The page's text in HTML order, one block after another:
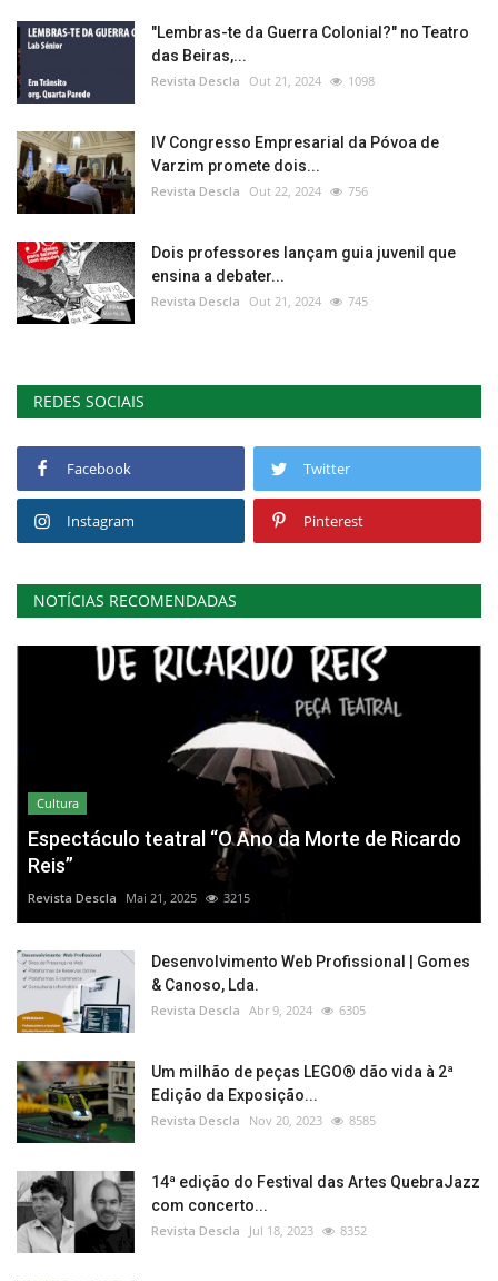
"Lembras-te da Guerra Colonial?" no Teatro
das Beiras,...
Revista Descla Out 21, 2024 1098
IV Congresso Empresarial da Póvoa de
Varzim promete dois...
Revista Descla Out 22, 2024 756
Dois professores lançam guia juvenil que
ensina a debater...
Revista Descla Out 21, 2024 745
REDES SOCIAIS
Facebook Twitter
Instagram Pinterest
NOTÍCIAS RECOMENDADAS
Cultura
Espectáculo teatral “O Ano da Morte de Ricardo
Reis”
Revista Descla Mai 21, 2025 3215
Desenvolvimento Web Profissional | Gomes
& Canoso, Lda.
Revista Descla Abr 9, 2024 6305
Um milhão de peças LEGO® dão vida à 2ª
Edição da Exposição...
Revista Descla Nov 20, 2023 8585
14ª edição do Festival das Artes QuebraJazz
com concerto...
Revista Descla Jul 18, 2023 8352